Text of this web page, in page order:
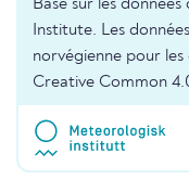
Basé sur les
Institute. Les
norvégienne pour
Creative Common